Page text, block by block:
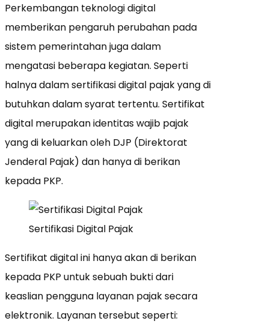
Perkembangan teknologi digital
memberikan pengaruh perubahan pada
sistem pemerintahan juga dalam
mengatasi beberapa kegiatan. Seperti
halnya dalam sertifikasi digital pajak yang di
butuhkan dalam syarat tertentu. Sertifikat
digital merupakan identitas wajib pajak
yang di keluarkan oleh DJP (Direktorat
Jenderal Pajak) dan hanya di berikan
kepada PKP.
Sertifikasi Digital Pajak
Sertifikat digital ini hanya akan di berikan
kepada PKP untuk sebuah bukti dari
keaslian pengguna layanan pajak secara
elektronik. Layanan tersebut seperti: